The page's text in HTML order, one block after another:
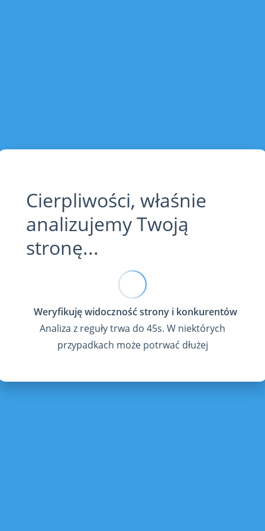
Cierpliwości, właśnie
analizujemy Twoją
stronę...
Analiza z reguły trwa do 45s. W niektórych
przypadkach może potrwać dłużej